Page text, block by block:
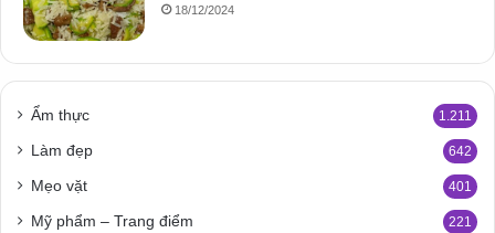
18/12/2024
Ẩm thực 1.211
Làm đẹp 642
Mẹo vặt 401
Mỹ phẩm – Trang điểm 221